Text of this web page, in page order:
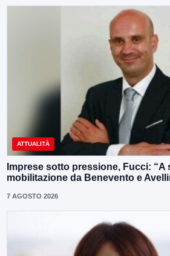
ATTUALITÀ
Imprese sotto pressione, Fucci: “A
mobilitazione da Benevento e
7 AGOSTO 2026